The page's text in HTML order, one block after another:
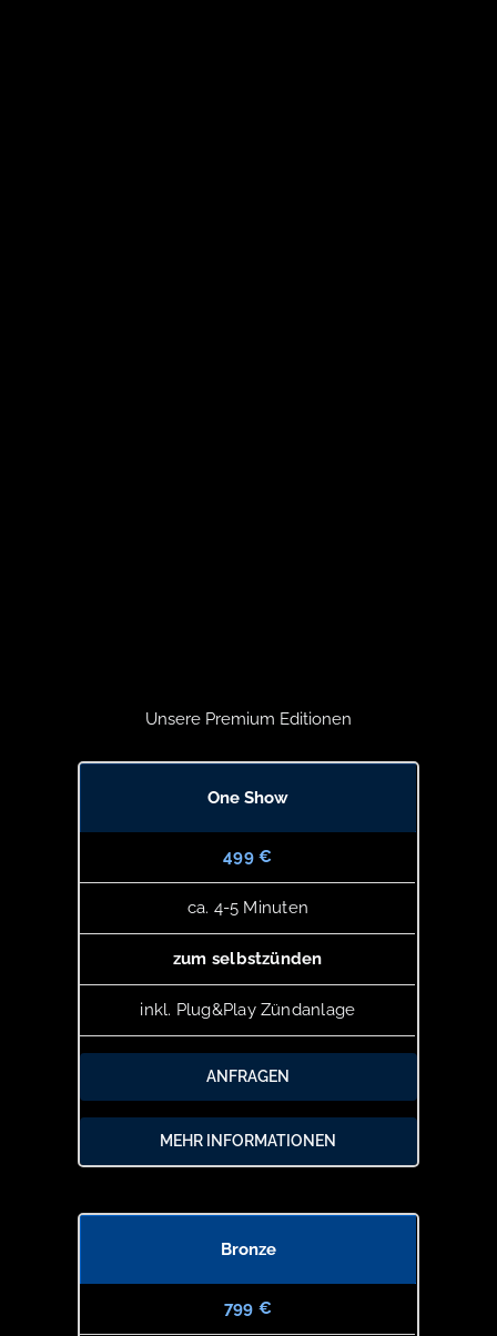
Unsere Premium Editionen
One Show
499 €
ca. 4-5 Minuten
zum selbstzünden
inkl. Plug&Play Zündanlage
ANFRAGEN
MEHR INFORMATIONEN
Bronze
799 €